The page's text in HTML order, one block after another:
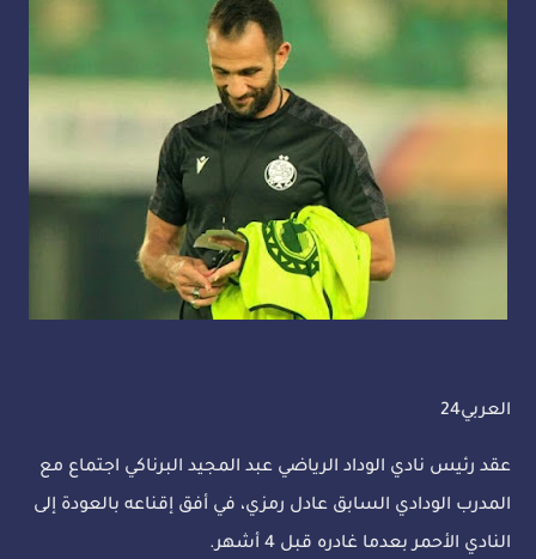
العربي24
عقد رئيس نادي الوداد الرياضي عبد المجيد البرناكي اجتماع مع
المدرب الودادي السابق عادل رمزي، في أفق إقناعه بالعودة إلى
النادي الأحمر بعدما غادره قبل 4 أشهر.